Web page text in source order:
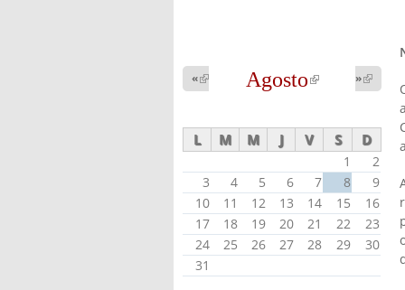
Agosto (link is
«
external)
»
L M M J V S D
1
2
3
4 5 6 7 8
9
10
11 12 13 14 15
16
17
18 19 20 21 22
23
24
25 26 27 28 29
30
31